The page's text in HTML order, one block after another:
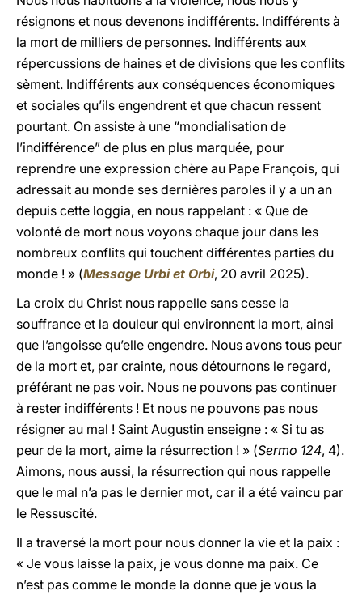
résignons et nous devenons indifférents. Indifférents à
la mort de milliers de personnes. Indifférents aux
répercussions de haines et de divisions que les conflits
sèment. Indifférents aux conséquences économiques
et sociales qu’ils engendrent et que chacun ressent
pourtant. On assiste à une “mondialisation de
l’indifférence” de plus en plus marquée, pour
reprendre une expression chère au Pape François, qui
adressait au monde ses dernières paroles il y a un an
depuis cette loggia, en nous rappelant : « Que de
volonté de mort nous voyons chaque jour dans les
nombreux conflits qui touchent différentes parties du
monde ! » (Message Urbi et Orbi, 20 avril 2025).
La croix du Christ nous rappelle sans cesse la
souffrance et la douleur qui environnent la mort, ainsi
que l’angoisse qu’elle engendre. Nous avons tous peur
de la mort et, par crainte, nous détournons le regard,
préférant ne pas voir. Nous ne pouvons pas continuer
à rester indifférents ! Et nous ne pouvons pas nous
résigner au mal ! Saint Augustin enseigne : « Si tu as
peur de la mort, aime la résurrection ! » (Sermo 124, 4).
Aimons, nous aussi, la résurrection qui nous rappelle
que le mal n’a pas le dernier mot, car il a été vaincu par
le Ressuscité.
Il a traversé la mort pour nous donner la vie et la paix :
« Je vous laisse la paix, je vous donne ma paix. Ce
n’est pas comme le monde la donne que je vous la